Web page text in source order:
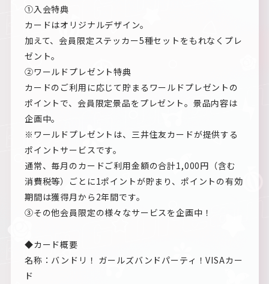
①入会特典
カードはオリジナルデザイン。
加えて、会員限定ステッカー5種セットをもれなくプレ
ゼント。
②ワールドプレゼント特典
カードのご利用に応じて貯まるワールドプレゼントの
ポイントで、会員限定景品をプレゼント。景品内容は
企画中。
※ワールドプレゼントは、三井住友カードが提供する
ポイントサービスです。
通常、毎月のカードご利用金額の合計1,000円（含む
消費税等）ごとに1ポイントが貯まり、ポイントの有効
期間は獲得月から2年間です。
③その他会員限定の様々なサービスを企画中！
◆カード概要
名称：バンドリ！ ガールズバンドパーティ！VISAカー
ド